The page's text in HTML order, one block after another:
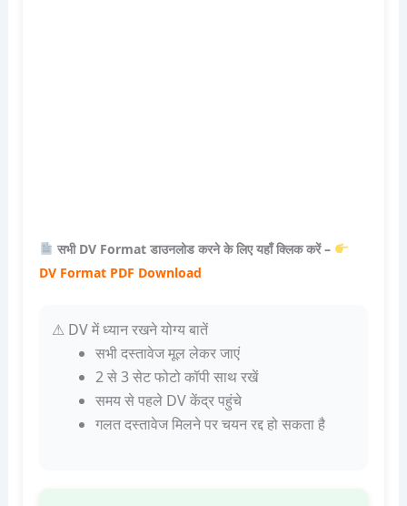
सभी DV Format डाउनलोड करने के लिए यहाँ क्लिक करें –
DV Format PDF Download
⚠ DV में ध्यान रखने योग्य बातें
सभी दस्तावेज मूल लेकर जाएं
2 से 3 सेट फोटो कॉपी साथ रखें
समय से पहले DV केंद्र पहुंचे
गलत दस्तावेज मिलने पर चयन रद्द हो सकता है